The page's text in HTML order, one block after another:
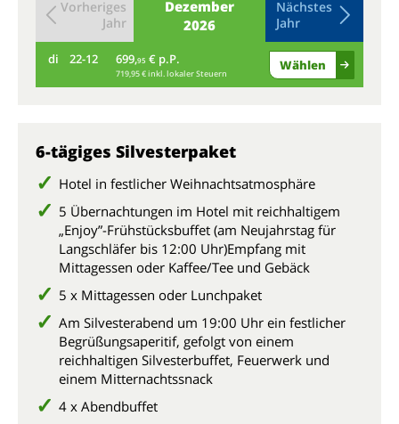
Dezember
2026
Vorheriges
Jahr
Nächstes
Jahr
di 22-12 699,95 € p.P.
719,95 € inkl. lokaler Steuern
Wählen
6-tägiges Silvesterpaket
Hotel in festlicher Weihnachtsatmosphäre
5 Übernachtungen im Hotel mit reichhaltigem
„Enjoy”-Frühstücksbuffet (am Neujahrstag für
Langschläfer bis 12:00 Uhr)Empfang mit
Mittagessen oder Kaffee/Tee und Gebäck
5 x Mittagessen oder Lunchpaket
Am Silvesterabend um 19:00 Uhr ein festlicher
Begrüßungsaperitif, gefolgt von einem
reichhaltigen Silvesterbuffet, Feuerwerk und
einem Mitternachtssnack
4 x Abendbuffet